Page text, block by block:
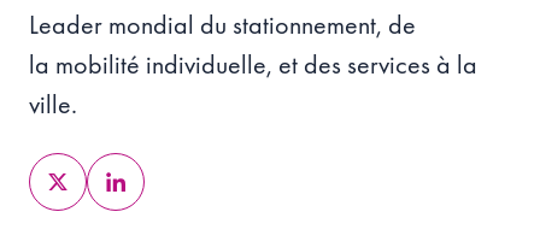
Leader mondial du stationnement, de
la mobilité individuelle, et des services à la
ville.